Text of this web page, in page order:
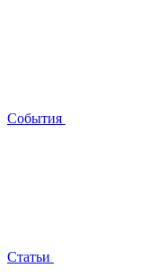
События
Статьи